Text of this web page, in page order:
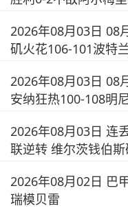
2026年08月03日 08
矶火花106-101波特
2026年08月03日 08
安纳狂热100-108明
2026年08月03日 连
联逆转 维尔茨钱伯
2026年08月02日 巴
瑞模贝雷